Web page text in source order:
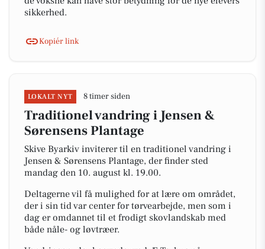
sikkerhed.
Kopiér link
LOKALT NYT 8 timer siden
Traditionel vandring i Jensen &
Sørensens Plantage
Skive Byarkiv inviterer til en traditionel vandring i
Jensen & Sørensens Plantage, der finder sted
mandag den 10. august kl. 19.00.
Deltagerne vil få mulighed for at lære om området,
der i sin tid var center for tørvearbejde, men som i
dag er omdannet til et frodigt skovlandskab med
både nåle- og løvtræer.